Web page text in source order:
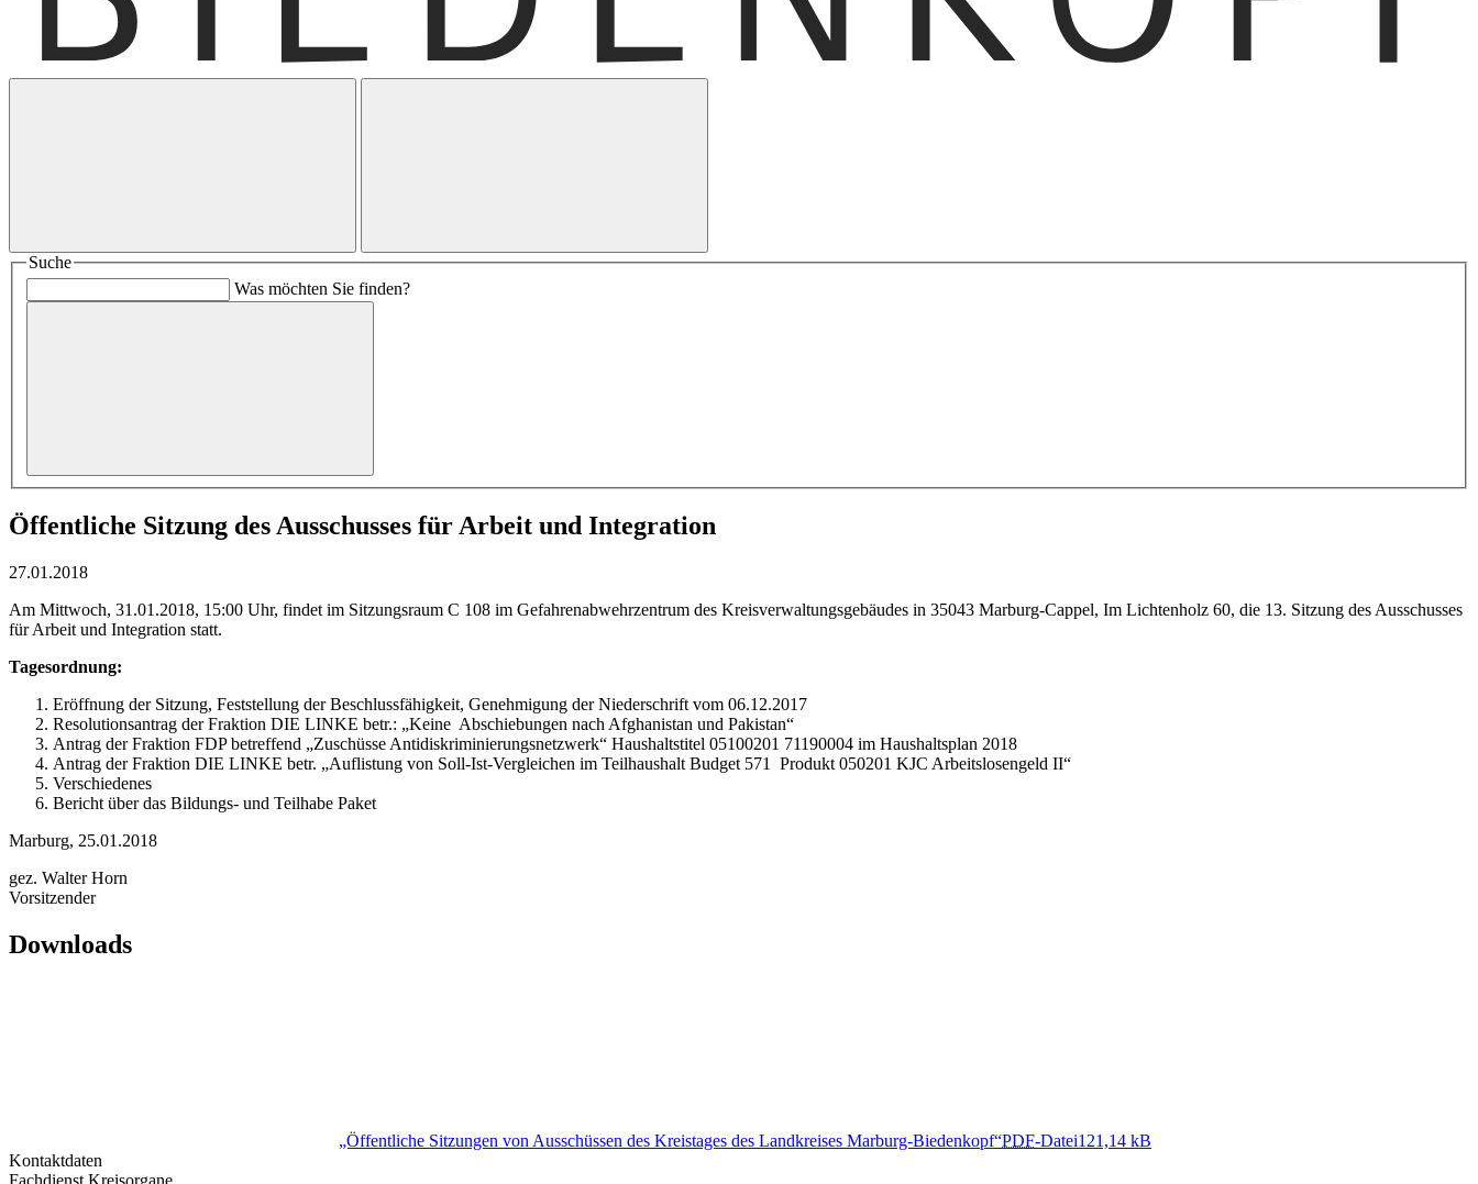
Suche
Was möchten Sie finden?
Öffentliche Sitzung des Ausschusses für Arbeit und Integration
27.01.2018
Am Mittwoch, 31.01.2018, 15:00 Uhr, findet im Sitzungsraum C 108 im Gefahrenabwehrzentrum des Kreisverwaltungsgebäudes in 35043 Marburg-Cappel, Im Lichtenholz 60, die 13. Sitzung des Ausschusses
für Arbeit und Integration statt.
Tagesordnung:
Eröffnung der Sitzung, Feststellung der Beschlussfähigkeit, Genehmigung der Niederschrift vom 06.12.2017
Resolutionsantrag der Fraktion DIE LINKE betr.: „Keine Abschiebungen nach Afghanistan und Pakistan“
Antrag der Fraktion FDP betreffend „Zuschüsse Antidiskriminierungsnetzwerk“ Haushaltstitel 05100201 71190004 im Haushaltsplan 2018
Antrag der Fraktion DIE LINKE betr. „Auflistung von Soll-Ist-Vergleichen im Teilhaushalt Budget 571 Produkt 050201 KJC Arbeitslosengeld II“
Verschiedenes
Bericht über das Bildungs- und Teilhabe Paket
Marburg, 25.01.2018
gez. Walter Horn
Vorsitzender
Downloads
„Öffentliche Sitzungen von Ausschüssen des Kreistages des Landkreises Marburg-Biedenkopf“PDF-Datei121,14 kB
Kontaktdaten
Fachdienst Kreisorgane